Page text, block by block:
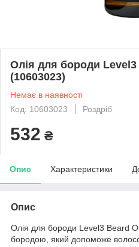
Олія для бороди
(10603023)
Немає в наявності
Код: 10603023
Роздріб
532 ₴
Опис Характеристики
Опис
Олія для бороди Level3 Beard
бородою, який допоможе